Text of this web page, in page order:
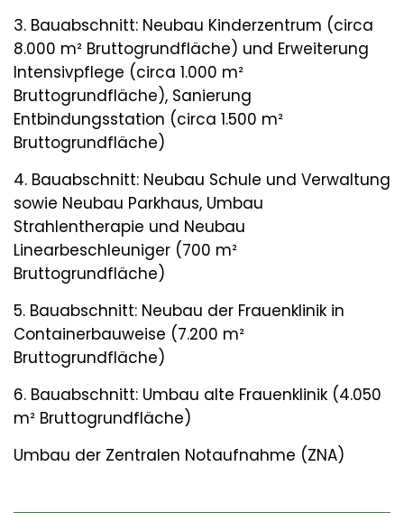
3. Bauabschnitt: Neubau Kinderzentrum (circa
8.000 m² Bruttogrundfläche) und Erweiterung
Intensivpflege (circa 1.000 m²
Bruttogrundfläche), Sanierung
Entbindungsstation (circa 1.500 m²
Bruttogrundfläche)
4. Bauabschnitt: Neubau Schule und Verwaltung
sowie Neubau Parkhaus, Umbau
Strahlentherapie und Neubau
Linearbeschleuniger (700 m²
Bruttogrundfläche)
5. Bauabschnitt: Neubau der Frauenklinik in
Containerbauweise (7.200 m²
Bruttogrundfläche)
6. Bauabschnitt: Umbau alte Frauenklinik (4.050
m² Bruttogrundfläche)
Umbau der Zentralen Notaufnahme (ZNA)